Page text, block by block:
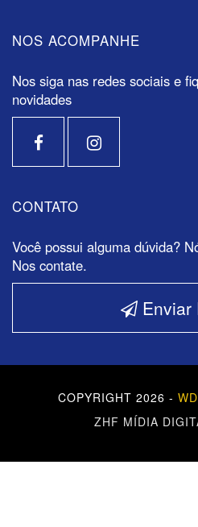
NOS ACOMPANHE
Nos siga nas redes sociais e
novidades
CONTATO
Você possui alguma dúvida?
Nos contate.
Enviar
COPYRIGHT 2026 -
ZHF MÍDIA